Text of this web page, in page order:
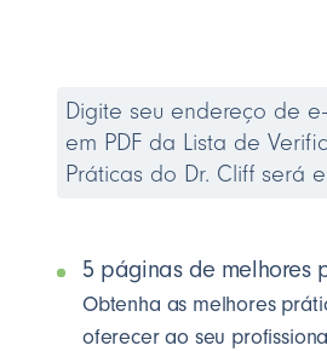
Digite seu endereço de
em PDF da Lista de
Práticas do Dr. Cliff será
5 páginas de melhores
Obtenha as melhores
oferecer ao seu